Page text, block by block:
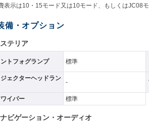
表示は10・15モード又は10モード、もしくはJC08
備・オプション
テリア
トフォグランプ 標準
ェクターヘッドラン
-
イパー 標準
ビゲーション・オーディオ